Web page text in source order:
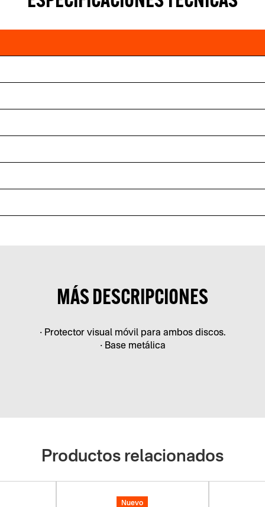
MÁS DESCRIPCIONES
• Protector visual móvil para ambos discos.
• Base metálica
Productos relacionados
Nuevo